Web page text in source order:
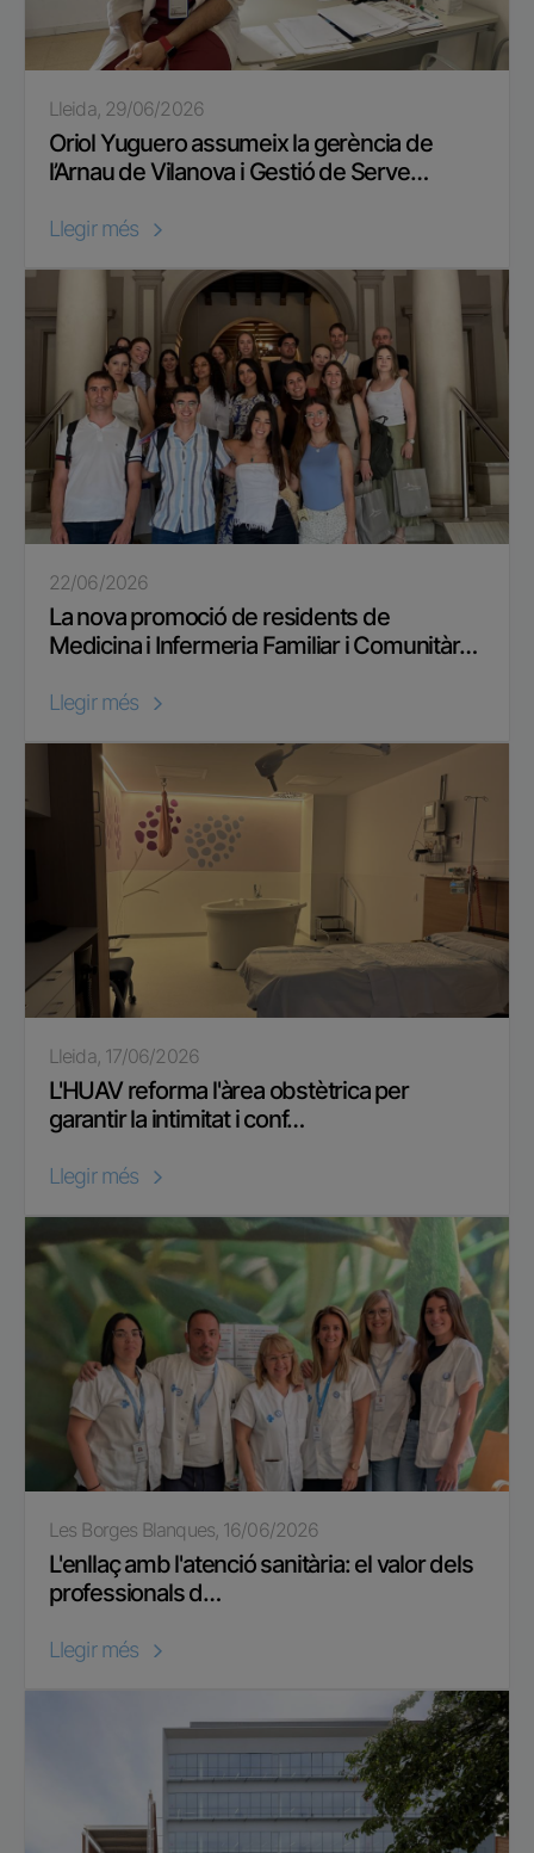
Lleida, 29/06/2026
Oriol Yuguero assumeix la gerència de
l’Arnau de Vilanova i Gestió de Serve…
Llegir més
22/06/2026
La nova promoció de residents de
Medicina i Infermeria Familiar i Comunitàr…
Llegir més
Lleida, 17/06/2026
L'HUAV reforma l'àrea obstètrica per
garantir la intimitat i conf…
Llegir més
Les Borges Blanques, 16/06/2026
L'enllaç amb l'atenció sanitària: el valor dels
professionals d…
Llegir més